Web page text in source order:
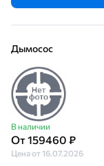
Дымосос
В наличии
От 159460 ₽
Цена от 16.07.2026